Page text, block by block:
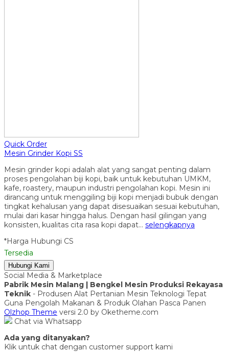
Quick Order
Mesin Grinder Kopi SS
Mesin grinder kopi adalah alat yang sangat penting dalam
proses pengolahan biji kopi, baik untuk kebutuhan UMKM,
kafe, roastery, maupun industri pengolahan kopi. Mesin ini
dirancang untuk menggiling biji kopi menjadi bubuk dengan
tingkat kehalusan yang dapat disesuaikan sesuai kebutuhan,
mulai dari kasar hingga halus. Dengan hasil gilingan yang
konsisten, kualitas cita rasa kopi dapat… selengkapnya
*Harga Hubungi CS
Tersedia
Hubungi Kami
Social Media & Marketplace
Pabrik Mesin Malang | Bengkel Mesin Produksi Rekayasa
Teknik - Produsen Alat Pertanian Mesin Teknologi Tepat
Guna Pengolah Makanan & Produk Olahan Pasca Panen
Olzhop Theme versi 2.0 by Oketheme.com
Chat via Whatsapp
Ada yang ditanyakan?
Klik untuk chat dengan customer support kami